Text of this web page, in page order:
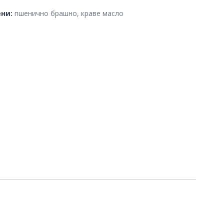
and Allergen Advice
пшенично брашно, краве масло